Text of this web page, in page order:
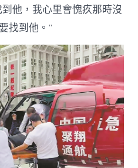
他，我心里會愧疚那時沒
找到他。”